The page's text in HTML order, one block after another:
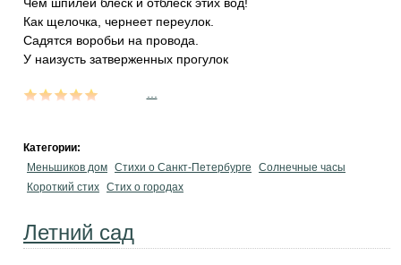
Как щелочка, чернеет переулок.
Садятся воробьи на провода.
У наизусть затверженных прогулок
Категории:
Меньшиков дом Стихи о Санкт-Петербурге
Солнечные часы
Короткий стих Стих о городах
Летний сад